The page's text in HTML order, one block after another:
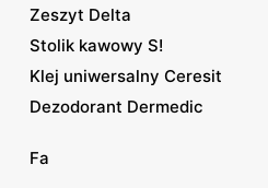
Zeszyt Delta
Stolik kawowy S!
Klej uniwersalny Ceresit
Dezodorant Dermedic
Fa